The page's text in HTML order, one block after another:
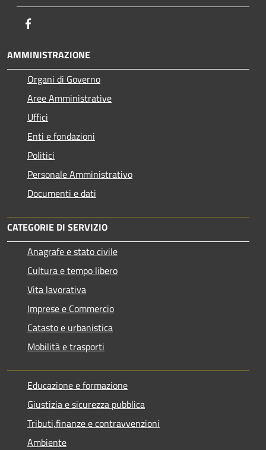
AMMINISTRAZIONE
Organi di Governo
Aree Amministrative
Uffici
Enti e fondazioni
Politici
Personale Amministrativo
Documenti e dati
CATEGORIE DI SERVIZIO
Anagrafe e stato civile
Cultura e tempo libero
Vita lavorativa
Imprese e Commercio
Catasto e urbanistica
Mobilità e trasporti
Educazione e formazione
Giustizia e sicurezza pubblica
Tributi,finanze e contravvenzioni
Ambiente